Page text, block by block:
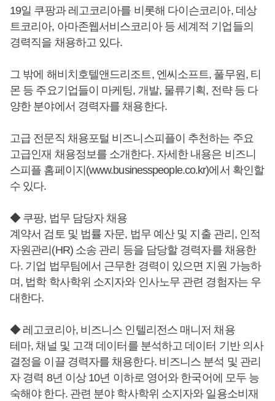
19일 쿠팡과 레고코리아를 비롯해 다이슨코리아, 데상
트코리아, 아마존웹서비스코리아 등 세계적 기업들의
경력직을 채용하고 있다.
그 밖에 해비치호텔앤드리조트, 엔씨소프트, 풀무원, 티
몬 등 주요기업들이 마케팅, 개발, 물류기획, 전략 등 다
양한 분야에서 경력자를 채용한다.
고급 전문직 채용포털 비즈니스피플이 추천하는 주요
고급인재 채용정보를 소개한다. 자세한 내용은 비즈니
스피플 홈페이지(www.businesspeople.co.kr)에서 확인할
수 있다.
◆ 쿠팡, 법무 담당자 채용
계약서 검토 및 법률 자문, 법무 예산 및 지출 관리, 인적
자원관리(HR) 소송 관리 등을 담당할 경력자를 채용한
다. 기업 법무팀에서 근무한 경력이 있으면 지원 가능하
며, 법학 학사학위 소지자와 인사노무 관련 경험자는 우
대한다.
◆ 레고코리아, 비즈니스 인텔리전스 매니저 채용
테마, 채널 및 고객 데이터를 분석하고 데이터 기반 의사
결정을 이끌 경력자를 채용한다. 비즈니스 분석 및 관리
자 경력 8년 이상 10년 이하로 영어와 한국어에 모두 능
숙해야 한다. 관련 분야 학사학위 소지자와 일용소비재